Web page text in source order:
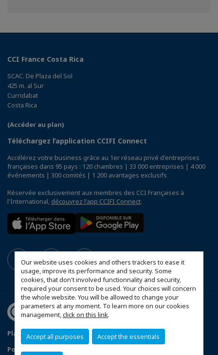
Our website uses cookies and others trackers to ease it
usage, improve its performance and security. Some
cookies, that don't involved functionnality and security,
required your consent to be used. Your choices will concern
the whole website. You will be allowed to change your
parameters at any moment. To learn more on our cookies
management,click on this link.
Accept all purposes Accept the essentials
CCI France Costa Rica
SCAC. De Plaza del Sol
425 m. al Sur
Curridabat
Costa Rica
(Accéder au plan)
Téléchargez l’application CCIFI Connect
Accélérez votre business grâce au 1er réseau privé d'entreprises
françaises dans 95 pays : 120 chambres | 33 000 entreprises | 4 000
événements | 300 comités | 1 200 avantages exclusifs
Réservée exclusivement aux membres des CCI Françaises à
l'International, découvrez l'app CCIFI Connect.
Plan du site
Mentions légales
Politique de confidentialité